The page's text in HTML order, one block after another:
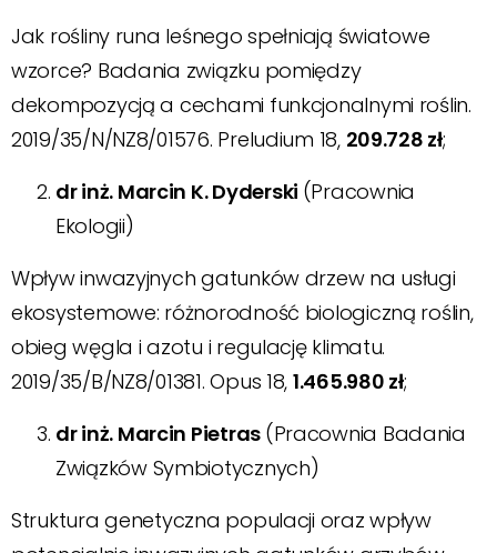
Jak rośliny runa leśnego spełniają światowe
wzorce? Badania związku pomiędzy
dekompozycją a cechami funkcjonalnymi roślin.
2019/35/N/NZ8/01576. Preludium 18, 209.728 zł;
dr inż. Marcin K. Dyderski (Pracownia
Ekologii)
Wpływ inwazyjnych gatunków drzew na usługi
ekosystemowe: różnorodność biologiczną roślin,
obieg węgla i azotu i regulację klimatu.
2019/35/B/NZ8/01381. Opus 18, 1.465.980 zł;
dr inż. Marcin Pietras (Pracownia Badania
Związków Symbiotycznych)
Struktura genetyczna populacji oraz wpływ